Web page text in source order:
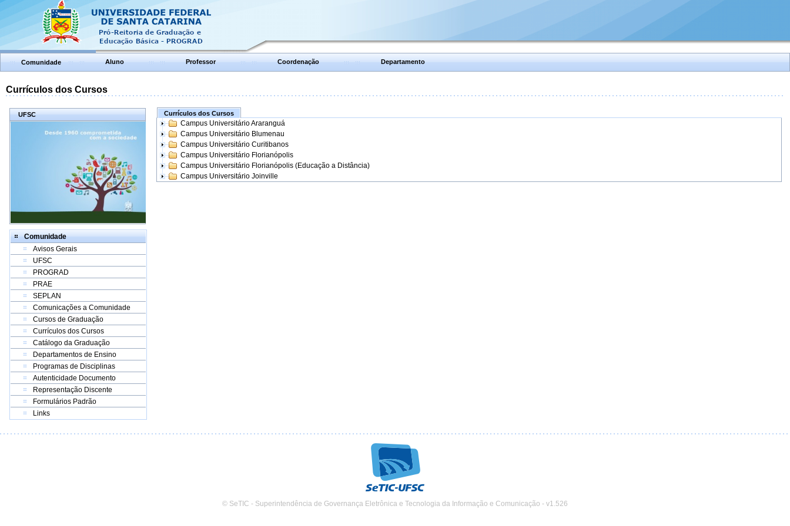
Comunidade Aluno Professor Coordenação Departamento
Currículos dos Cursos
UFSC
Comunidade
Avisos Gerais
UFSC
PROGRAD
PRAE
SEPLAN
Comunicações a Comunidade
Cursos de Graduação
Currículos dos Cursos
Catálogo da Graduação
Departamentos de Ensino
Programas de Disciplinas
Autenticidade Documento
Representação Discente
Formulários Padrão
Links
Currículos dos Cursos
Campus Universitário Araranguá
Campus Universitário Blumenau
Campus Universitário Curitibanos
Campus Universitário Florianópolis
Campus Universitário Florianópolis (Educação a Distância)
Campus Universitário Joinville
© SeTIC - Superintendência de Governança Eletrônica e Tecnologia da Informação e Comunicação - v1.526